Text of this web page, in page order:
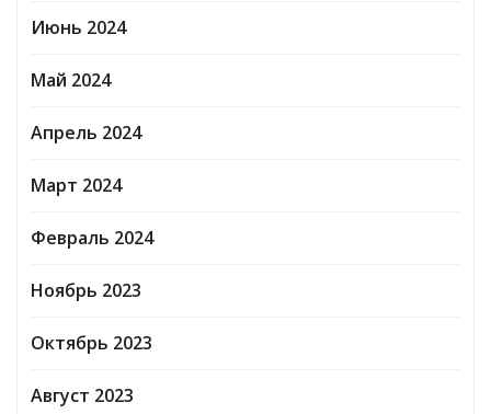
Июнь 2024
Май 2024
Апрель 2024
Март 2024
Февраль 2024
Ноябрь 2023
Октябрь 2023
Август 2023